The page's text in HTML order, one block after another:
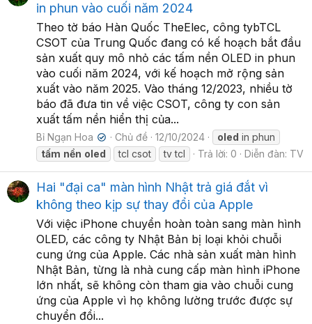
in phun vào cuối năm 2024
Theo tờ báo Hàn Quốc TheElec, công tybTCL
CSOT của Trung Quốc đang có kế hoạch bắt đầu
sản xuất quy mô nhỏ các tấm nền OLED in phun
vào cuối năm 2024, với kế hoạch mở rộng sản
xuất vào năm 2025. Vào tháng 12/2023, nhiều tờ
báo đã đưa tin về việc CSOT, công ty con sản
xuất tấm nền hiển thị của...
Bỉ Ngạn Hoa ✔ Chủ đề 12/10/2024 oled in phun
tấm nền oled tcl csot tv tcl Trả lời: 0 Diễn đàn: TV
Hai "đại ca" màn hình Nhật trả giá đắt vì
không theo kịp sự thay đổi của Apple
Với việc iPhone chuyển hoàn toàn sang màn hình
OLED, các công ty Nhật Bản bị loại khỏi chuỗi
cung ứng của Apple. Các nhà sản xuất màn hình
Nhật Bản, từng là nhà cung cấp màn hình iPhone
lớn nhất, sẽ không còn tham gia vào chuỗi cung
ứng của Apple vì họ không lường trước được sự
chuyển đổi...